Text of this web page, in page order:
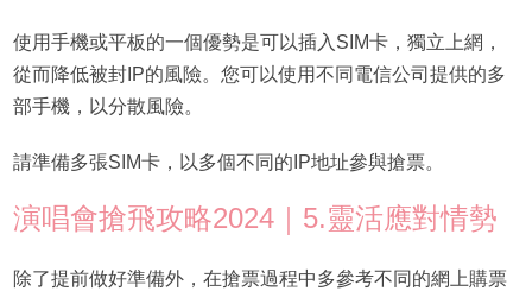
使用手機或平板的一個優勢是可以插入SIM卡，獨立上網，
從而降低被封IP的風險。您可以使用不同電信公司提供的多
部手機，以分散風險。
請準備多張SIM卡，以多個不同的IP地址參與搶票。
演唱會搶飛攻略2024｜5.靈活應對情勢
除了提前做好準備外，在搶票過程中多參考不同的網上購票